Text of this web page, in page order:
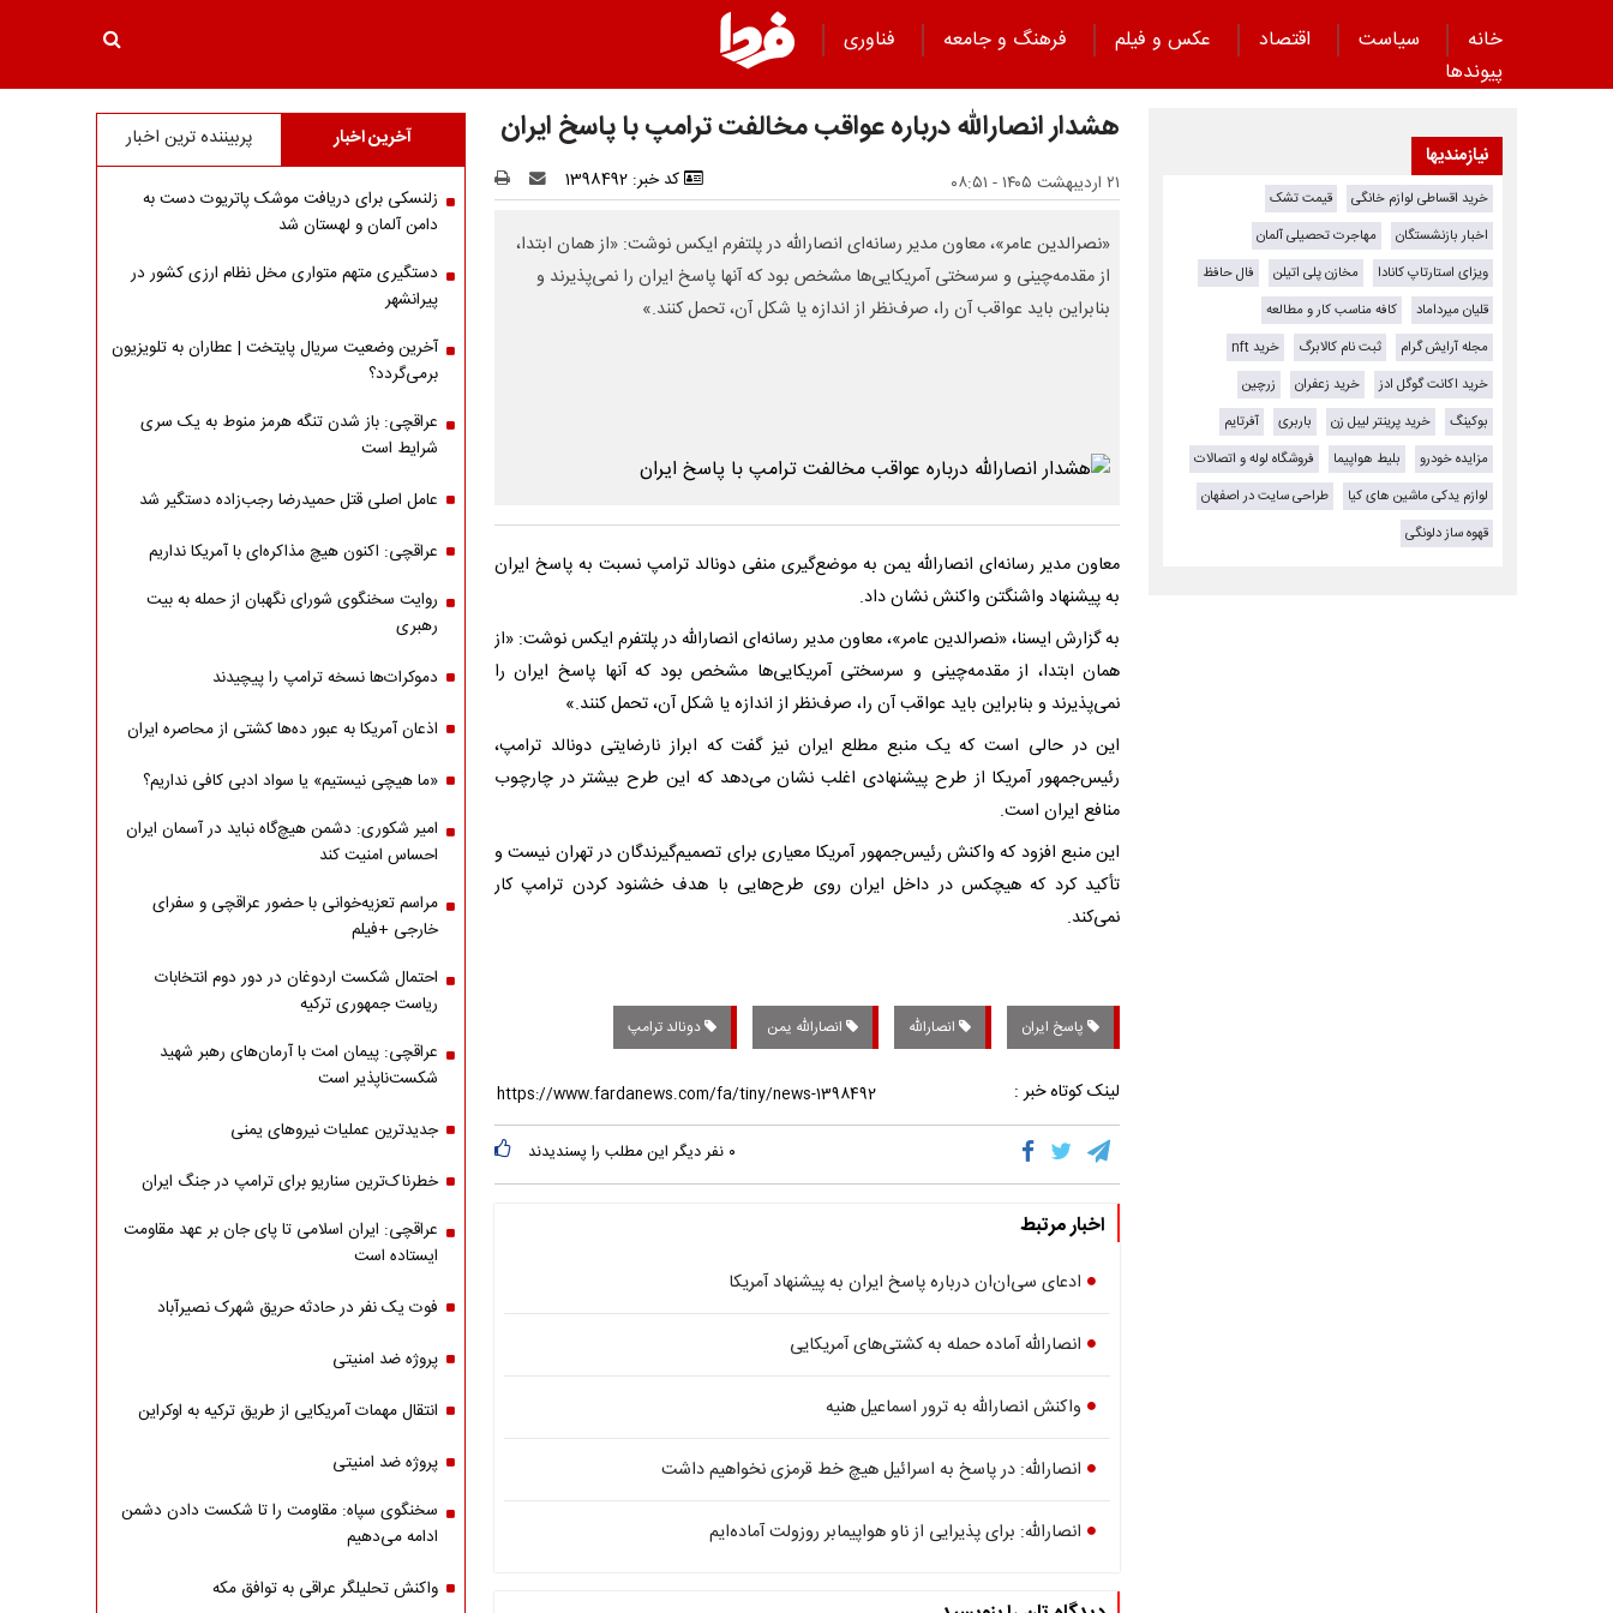
خانه سیاست اقتصاد عکس و فیلم فرهنگ و جامعه
فناوری
پیوند‌ها
هشدار انصارالله درباره عواقب مخالفت ترامپ با پاسخ ایران
۲۱ اردیبهشت ۱۴۰۵ - ۰۸:۵۱ کد خبر: 1398492
«نصرالدین عامر»، معاون مدیر رسانه‌ای انصارالله در پلتفرم ایکس نوشت: «از همان ابتدا،
از مقدمه‌چینی و سرسختی آمریکایی‌ها مشخص بود که آنها پاسخ ایران را نمی‌پذیرند و
بنابراین باید عواقب آن را، صرف‌نظر از اندازه یا شکل آن، تحمل کنند.»
معاون مدیر رسانه‌ای انصارالله یمن به موضع‌گیری منفی دونالد ترامپ نسبت به پاسخ ایران
به پیشنهاد واشنگتن واکنش نشان داد.
به گزارش ایسنا، «نصرالدین عامر»، معاون مدیر رسانه‌ای انصارالله در پلتفرم ایکس نوشت: «از
همان ابتدا، از مقدمه‌چینی و سرسختی آمریکایی‌ها مشخص بود که آنها پاسخ ایران را
نمی‌پذیرند و بنابراین باید عواقب آن را، صرف‌نظر از اندازه یا شکل آن، تحمل کنند.»
این در حالی است که یک منبع مطلع ایران نیز گفت که ابراز نارضایتی دونالد ترامپ،
رئیس‌جمهور آمریکا از طرح پیشنهادی اغلب نشان می‌دهد که این طرح بیشتر در چارچوب
منافع ایران است.
این منبع افزود که واکنش رئیس‌جمهور آمریکا معیاری برای تصمیم‌گیرندگان در تهران نیست و
تأکید کرد که هیچکس در داخل ایران روی طرح‌هایی با هدف خشنود کردن ترامپ کار
نمی‌کند.
پاسخ ایران انصارالله انصارالله یمن دونالد ترامپ
لینک کوتاه خبر :
۰ نفر دیگر این مطلب را پسندیدند
اخبار مرتبط
ادعای سی‌ان‌ان درباره پاسخ ایران به پیشنهاد آمریکا
انصارالله آماده حمله به کشتی‌های آمریکایی
واکنش انصارالله به ترور اسماعیل هنیه
انصارالله: در پاسخ به اسرائیل هیچ خط قرمزی نخواهیم داشت
انصارالله: برای پذیرایی از ناو هواپیمابر روزولت آماده‌ایم
نیازمندیها
خرید اقساطی لوازم خانگی
قیمت تشک
اخبار بازنشستگان
مهاجرت تحصیلی آلمان
ویزای استارتاپ کانادا
مخازن پلی اتیلن
فال حافظ
قلیان میرداماد
کافه مناسب کار و مطالعه
مجله آرایش گرام
ثبت نام کالابرگ
خرید nft
خرید اکانت گوگل ادز
خرید زعفران
زرچین
بوکینگ
خرید پرینتر لیبل زن باربری
آفرتایم
مزایده خودرو
بلیط هواپیما
فروشگاه لوله و اتصالات
لوازم یدکی ماشین های کیا
طراحی سایت در اصفهان
قهوه ساز دلونگی
آخرین اخبار پربیننده ترین اخبار
زلنسکی برای دریافت موشک پاتریوت دست به
دامن آلمان و لهستان شد
دستگیری متهم متواری مخل نظام ارزی کشور در
پیرانشهر
آخرین وضعیت سریال پایتخت | عطاران به تلویزیون
برمی‌گردد؟
عراقچی: باز شدن تنگه هرمز منوط به یک سری
شرایط است
عامل اصلی قتل حمیدرضا رجب‌زاده دستگیر شد
عراقچی: اکنون هیچ مذاکره‌ای با آمریکا نداریم
روایت سخنگوی شورای نگهبان از حمله به بیت
رهبری
دموکرات‌ها نسخه ترامپ را پیچیدند
اذعان آمریکا به عبور ده‌ها کشتی از محاصره ایران
«ما هیچی نیستیم» یا سواد ادبی کافی نداریم؟
امیر شکوری: دشمن هیچ‌گاه نباید در آسمان ایران
احساس امنیت کند
مراسم تعزیه‌خوانی با حضور عراقچی و سفرای
خارجی +فیلم
احتمال شکست اردوغان در دور دوم انتخابات
ریاست جمهوری ترکیه
عراقچی: پیمان امت با آرمان‌های رهبر شهید
شکست‌ناپذیر است
جدیدترین عملیات نیروهای یمنی
خطرناک‌ترین سناریو برای ترامپ در جنگ ایران
عراقچی: ایران اسلامی تا پای جان بر عهد مقاومت
ایستاده است
فوت یک نفر در حادثه حریق شهرک نصیرآباد
پروژه ضد امنیتی
انتقال مهمات آمریکایی از طریق ترکیه به اوکراین
پروژه ضد امنیتی
سخنگوی سپاه: مقاومت را تا شکست دادن دشمن
ادامه می‌دهیم
واکنش تحلیلگر عراقی به توافق مکه